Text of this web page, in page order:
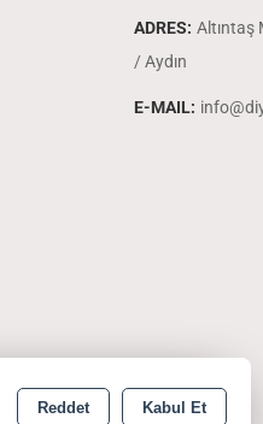
ADRES: Altıntaş
/ Aydın
E-MAIL:
Reddet Kabul Et